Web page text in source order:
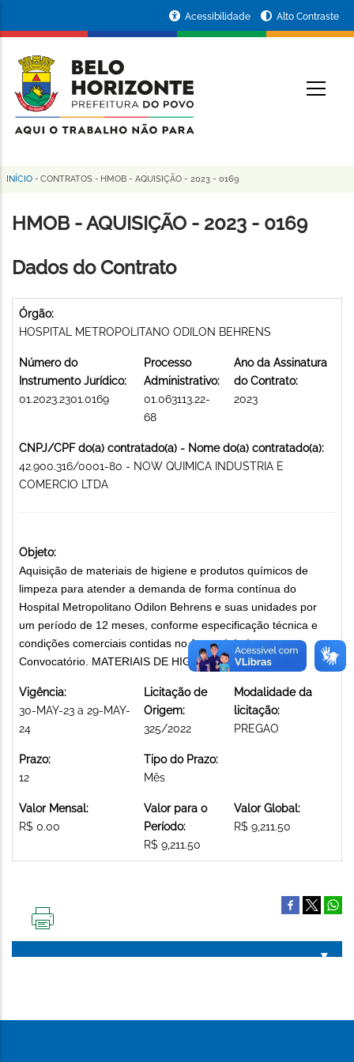
conteúdo
principal
da
Prefeitura
de
Horizonte
Acessibilidade Alto Contraste
Trilha
de
INÍCIO - CONTRATOS - HMOB - AQUISIÇÃO - 2023 - 0169
HMOB - AQUISIÇÃO - 2023 - 0169
Dados do Contrato
Órgão:
HOSPITAL METROPOLITANO ODILON BEHRENS
Número do
Instrumento Jurídico:
01.2023.2301.0169
Processo
Administrativo:
01.063113.22-
68
Ano da Assinatura
do Contrato:
2023
CNPJ/CPF do(a) contratado(a) - Nome do(a) contratado(a):
42.900.316/0001-80 - NOW QUIMICA INDUSTRIA E
COMERCIO LTDA
Objeto:
Aquisição de materiais de higiene e produtos químicos de
limpeza para atender a demanda de forma contínua do
Hospital Metropolitano Odilon Behrens e suas unidades por
um período de 12 meses, conforme especificação técnica e
condições comerciais contidas no Anexo I do Instrumento
Convocatório. MATERIAIS DE HIGIENE E LIMPEZA
Vigência:
30-MAY-23 a 29-MAY-
24
Licitação de
Origem:
325/2022
Modalidade da
licitação:
PREGAO
Prazo:
12
Tipo do Prazo:
Mês
Valor Mensal:
R$ 0.00
Valor para o
Período:
R$ 9,211.50
Valor Global:
R$ 9,211.50
PÁGINA